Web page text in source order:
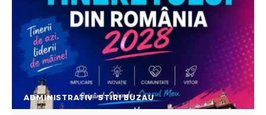
ADMINISTRATIV STIRI BUZAU